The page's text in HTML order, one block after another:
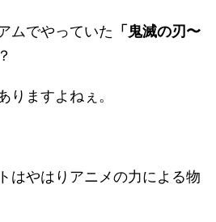
ムでやっていた 「鬼滅の刃〜
りますよねぇ。
はやはりアニメの力による物